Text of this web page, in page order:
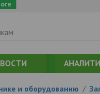
и оборудованию /